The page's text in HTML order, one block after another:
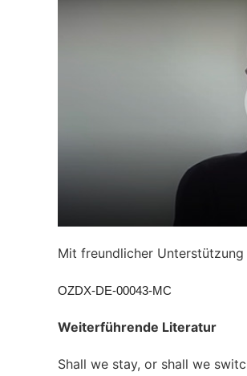
Mit freundlicher
OZDX-DE-00043-MC
Weiterführende Literatur
Shall we stay, or shall we